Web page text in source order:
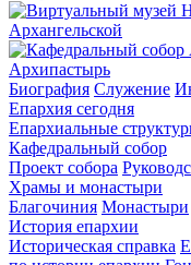
Архипастырь
Биография Служение
Епархия сегодня
Епархиальные
Кафедральный собор
Проект собора
Храмы и монастыри
Благочиния Монастыри
История епархии
Историческая справка